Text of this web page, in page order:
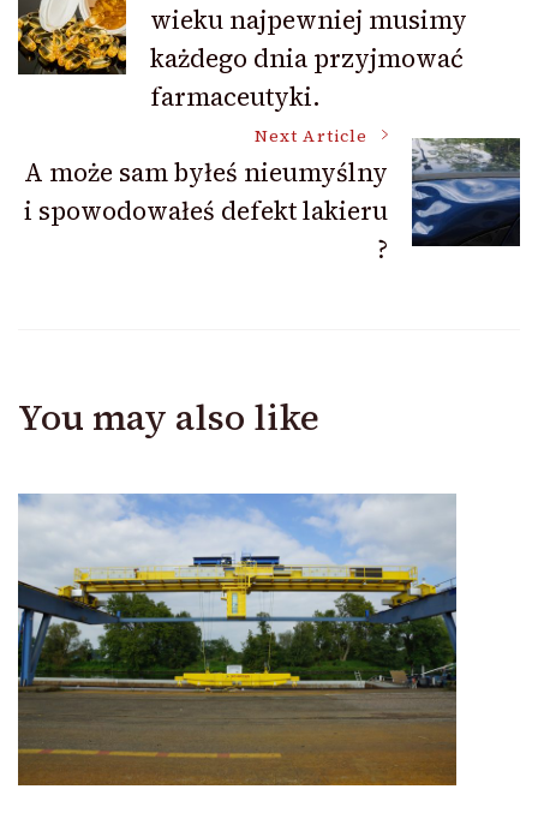
Navigationwieku najpewniej musimy
każdego dnia przyjmować
farmaceutyki.
Next Article
A może sam byłeś nieumyślny
i spowodowałeś defekt lakieru
?
You may also like